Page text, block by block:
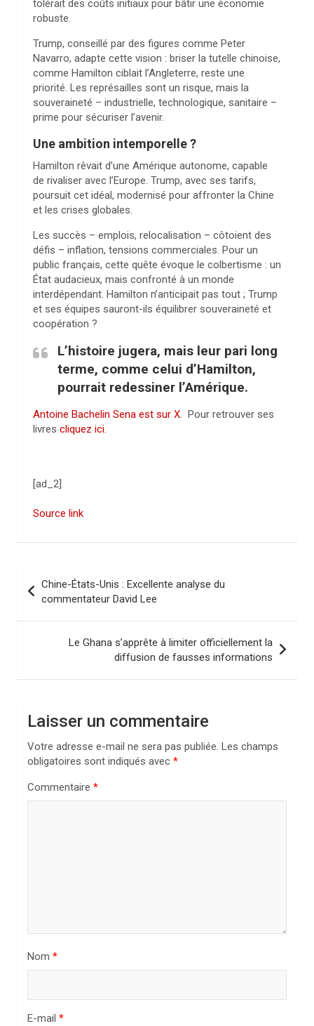
tolérait des coûts initiaux pour bâtir une économie
robuste.
Trump, conseillé par des figures comme Peter
Navarro, adapte cette vision : briser la tutelle chinoise,
comme Hamilton ciblait l’Angleterre, reste une
priorité. Les représailles sont un risque, mais la
souveraineté – industrielle, technologique, sanitaire –
prime pour sécuriser l’avenir.
Une ambition intemporelle ?
Hamilton rêvait d’une Amérique autonome, capable
de rivaliser avec l’Europe. Trump, avec ses tarifs,
poursuit cet idéal, modernisé pour affronter la Chine
et les crises globales.
Les succès – emplois, relocalisation – côtoient des
défis – inflation, tensions commerciales. Pour un
public français, cette quête évoque le colbertisme : un
État audacieux, mais confronté à un monde
interdépendant. Hamilton n’anticipait pas tout ; Trump
et ses équipes sauront-ils équilibrer souveraineté et
coopération ?
L’histoire jugera, mais leur pari long
terme, comme celui d’Hamilton,
pourrait redessiner l’Amérique.
Antoine Bachelin Sena est sur X. Pour retrouver ses
livres cliquez ici.
[ad_2]
Source link
v
a
Chine-États-Unis : Excellente analyse du
commentateur David Lee
Le Ghana s’apprête à limiter officiellement la
diffusion de fausses informations
Laisser un commentaire
Votre adresse e-mail ne sera pas publiée. Les champs
obligatoires sont indiqués avec *
Commentaire *
Nom *
E-mail *